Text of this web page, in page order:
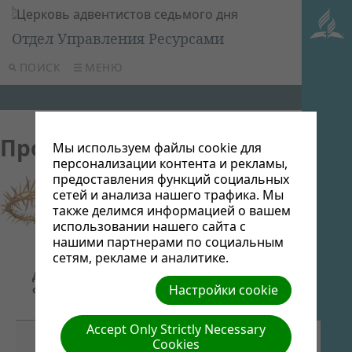
ПОИСК МЕНЮ
Отдел Управления Ресурсами
Проповеди
Дата
файла
Ссылка для
скачивания
Описание
Мы используем файлы cookie для
персонализации контента и рекламы,
предоставления функций социальных
сетей и анализа нашего трафика. Мы
также делимся информацией о вашем
использовании нашего сайта с
нашими партнерами по социальным
сетям, рекламе и аналитике.
Настройки cookie
Accept Only Strictly Necessary
Cookies